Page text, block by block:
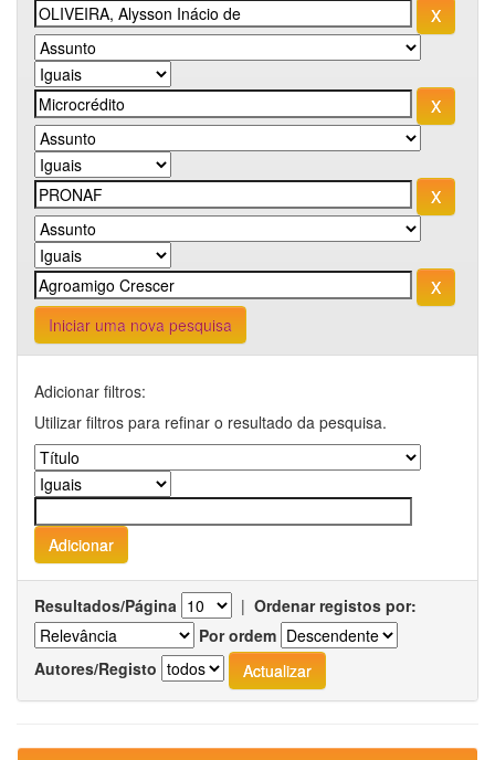
Iniciar uma nova pesquisa
Adicionar filtros:
Utilizar filtros para refinar o resultado da pesquisa.
Resultados/Página | Ordenar registos por:
Por ordem
Autores/Registo